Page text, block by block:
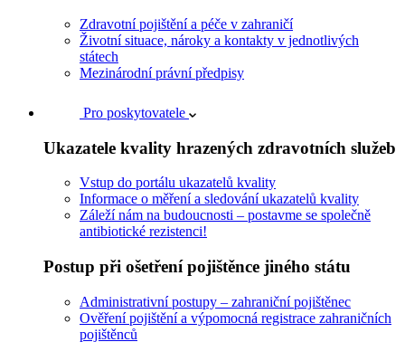
Zdravotní pojištění a péče v zahraničí
Životní situace, nároky a kontakty v jednotlivých
státech
Mezinárodní právní předpisy
Pro poskytovatele
Ukazatele kvality hrazených zdravotních služeb
Vstup do portálu ukazatelů kvality
Informace o měření a sledování ukazatelů kvality
Záleží nám na budoucnosti – postavme se společně
antibiotické rezistenci!
Postup při ošetření pojištěnce jiného státu
Administrativní postupy – zahraniční pojištěnec
Ověření pojištění a výpomocná registrace zahraničních
pojištěnců